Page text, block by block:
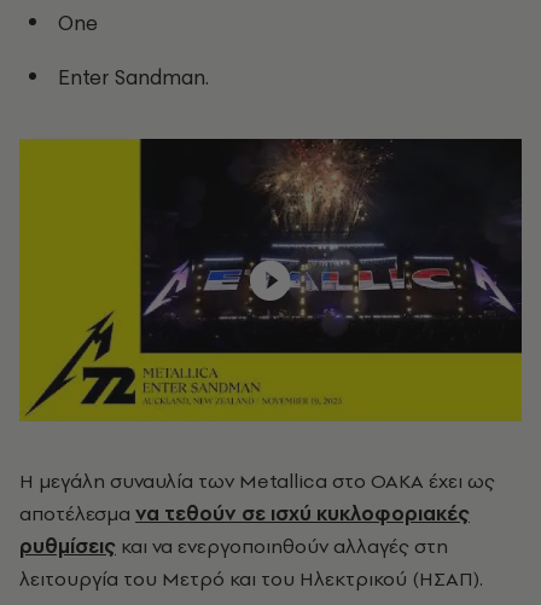
One
Enter Sandman.
Η μεγάλη συναυλία των Metallica στο ΟΑΚΑ έχει ως
αποτέλεσμα να τεθούν σε ισχύ κυκλοφοριακές
ρυθμίσεις και να ενεργοποιηθούν αλλαγές στη
λειτουργία του Μετρό και του Ηλεκτρικού (ΗΣΑΠ).